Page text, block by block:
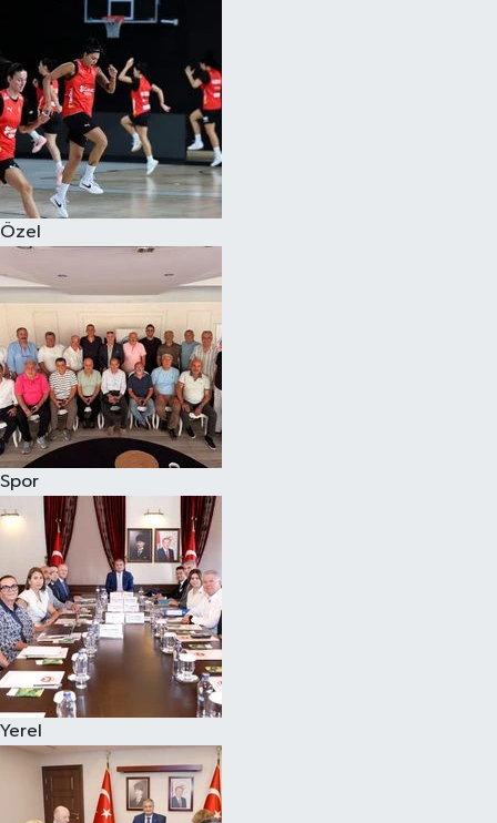
Özel
Spor
Yerel
Magazin
Özel
Resmi İlanlar
Sağlık
Spor
Yaşam
Yerel Yönetimler
Yurttan